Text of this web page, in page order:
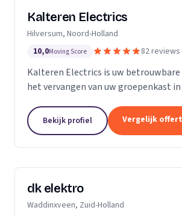
Kalteren Electrics
Hilversum, Noord-Holland
10,0Moving Score 82 reviews
Kalteren Electrics is uw
het vervangen van uw groepenkast
benodigde diploma's en
om u...
Bekijk profiel Vergelijk
dk elektro
Waddinxveen, Zuid-Holland